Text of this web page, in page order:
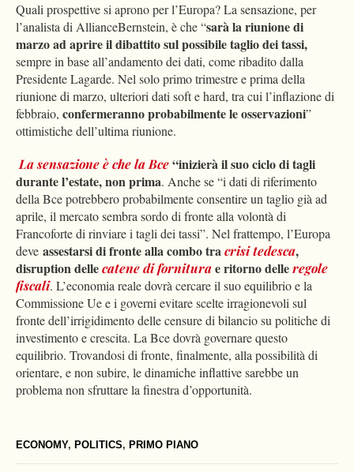
ECONOMY, POLITICS, PRIMO PIANO
Quali prospettive si aprono per l’Europa? La sensazione, per
l’analista di AllianceBernstein, è che “sarà la riunione di
marzo ad aprire il dibattito sul possibile taglio dei tassi,
sempre in base all’andamento dei dati, come ribadito dalla
Presidente Lagarde. Nel solo primo trimestre e prima della
riunione di marzo, ulteriori dati soft e hard, tra cui l’inflazione di
febbraio, confermeranno probabilmente le osservazioni”
ottimistiche dell’ultima riunione.
La sensazione è che la Bce“inizierà il suo ciclo di tagli
durante l’estate, non prima. Anche se “i dati di riferimento
della Bce potrebbero probabilmente consentire un taglio già ad
aprile, il mercato sembra sordo di fronte alla volontà di
Francoforte di rinviare i tagli dei tassi”. Nel frattempo, l’Europa
deve assestarsi di fronte alla combo tracrisi tedesca,
disruption dellecatene di forniturae ritorno delleregole
fiscali. L’economia reale dovrà cercare il suo equilibrio e la
Commissione Ue e i governi evitare scelte irragionevoli sul
fronte dell’irrigidimento delle censure di bilancio su politiche di
investimento e crescita. La Bce dovrà governare questo
equilibrio. Trovandosi di fronte, finalmente, alla possibilità di
orientare, e non subire, le dinamiche inflattive sarebbe un
problema non sfruttare la finestra d’opportunità.